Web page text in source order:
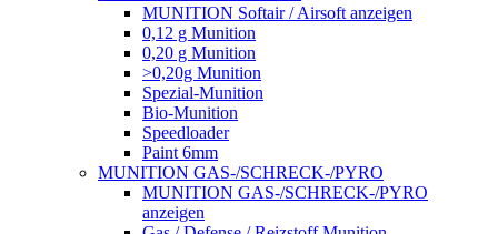
MUNITION Softair / Airsoft anzeigen
0,12 g Munition
0,20 g Munition
>0,20g Munition
Spezial-Munition
Bio-Munition
Speedloader
Paint 6mm
MUNITION GAS-/SCHRECK-/PYRO
MUNITION GAS-/SCHRECK-/PYRO
anzeigen